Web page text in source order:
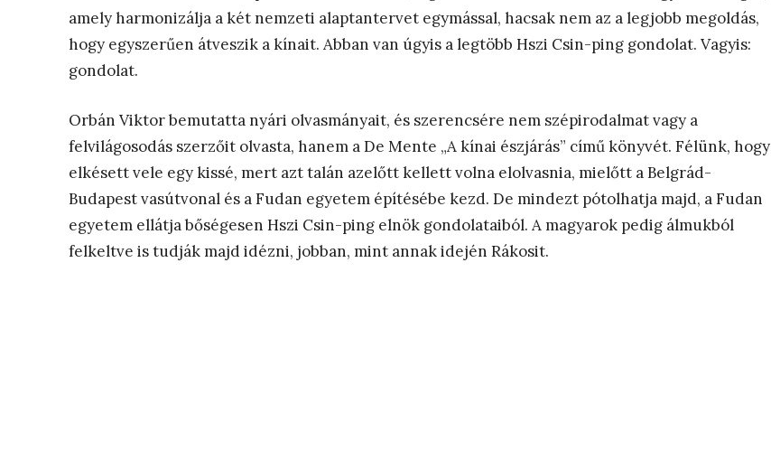
amely harmonizálja a két nemzeti alaptantervet egymással, hacsak nem az a legjobb megoldás,
hogy egyszerűen átveszik a kínait. Abban van úgyis a legtöbb Hszi Csin-ping gondolat. Vagyis:
gondolat.
Orbán Viktor bemutatta nyári olvasmányait, és szerencsére nem szépirodalmat vagy a
felvilágosodás szerzőit olvasta, hanem a De Mente „A kínai észjárás” című könyvét. Félünk, hogy
elkésett vele egy kissé, mert azt talán azelőtt kellett volna elolvasnia, mielőtt a Belgrád-
Budapest vasútvonal és a Fudan egyetem építésébe kezd. De mindezt pótolhatja majd, a Fudan
egyetem ellátja bőségesen Hszi Csin-ping elnök gondolataiból. A magyarok pedig álmukból
felkeltve is tudják majd idézni, jobban, mint annak idején Rákosit.